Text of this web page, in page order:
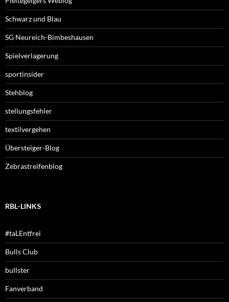
Schwarz und Blau
SG Neureich-Bimbeshausen
Spielverlagerung
sportinsider
Stehblog
stellungsfehler
textilvergehen
Übersteiger-Blog
Zebrastreifenblog
RBL-LINKS
#taLEntfrei
Bulls Club
bullster
Fanverband